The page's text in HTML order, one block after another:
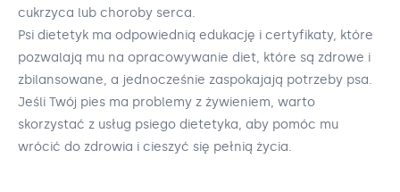
cukrzyca lub choroby serca.
Psi dietetyk ma odpowiednią edukację i certyfikaty, które
pozwalają mu na opracowywanie diet, które są zdrowe i
zbilansowane, a jednocześnie zaspokajają potrzeby psa.
Jeśli Twój pies ma problemy z żywieniem, warto
skorzystać z usług psiego dietetyka, aby pomóc mu
wrócić do zdrowia i cieszyć się pełnią życia.